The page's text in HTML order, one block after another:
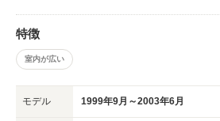
特徴
室内が広い
モデル 1999年9月～2003年6月